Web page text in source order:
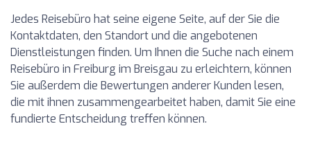
Jedes Reisebüro hat seine eigene Seite, auf der Sie die
Kontaktdaten, den Standort und die angebotenen
Dienstleistungen finden. Um Ihnen die Suche nach einem
Reisebüro in Freiburg im Breisgau zu erleichtern, können
Sie außerdem die Bewertungen anderer Kunden lesen,
die mit ihnen zusammengearbeitet haben, damit Sie eine
fundierte Entscheidung treffen können.